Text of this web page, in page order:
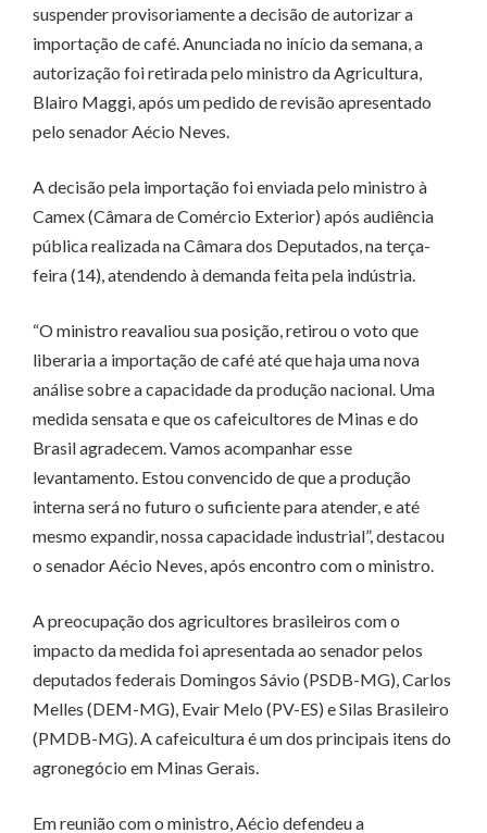
suspender provisoriamente a decisão de autorizar a
importação de café. Anunciada no início da semana, a
autorização foi retirada pelo ministro da Agricultura,
Blairo Maggi, após um pedido de revisão apresentado
pelo senador Aécio Neves.
A decisão pela importação foi enviada pelo ministro à
Camex (Câmara de Comércio Exterior) após audiência
pública realizada na Câmara dos Deputados, na terça-
feira (14), atendendo à demanda feita pela indústria.
“O ministro reavaliou sua posição, retirou o voto que
liberaria a importação de café até que haja uma nova
análise sobre a capacidade da produção nacional. Uma
medida sensata e que os cafeicultores de Minas e do
Brasil agradecem. Vamos acompanhar esse
levantamento. Estou convencido de que a produção
interna será no futuro o suficiente para atender, e até
mesmo expandir, nossa capacidade industrial”, destacou
o senador Aécio Neves, após encontro com o ministro.
A preocupação dos agricultores brasileiros com o
impacto da medida foi apresentada ao senador pelos
deputados federais Domingos Sávio (PSDB-MG), Carlos
Melles (DEM-MG), Evair Melo (PV-ES) e Silas Brasileiro
(PMDB-MG). A cafeicultura é um dos principais itens do
agronegócio em Minas Gerais.
Em reunião com o ministro, Aécio defendeu a